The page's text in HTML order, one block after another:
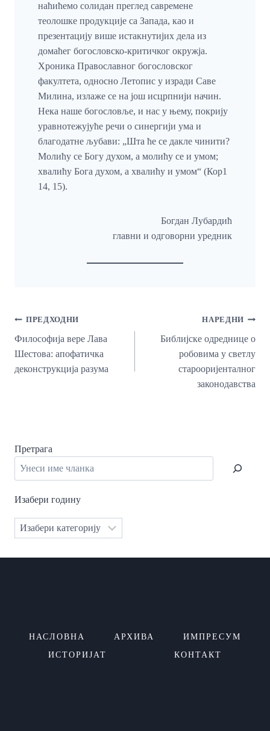
наћићемо солидан преглед савремене
теолошке продукције са Запада, као и
презентацију више истакнутијих дела из
домаћег богословско-критичког окружја.
Хроника Православног богословског
факултета, односно Летопис у изради Саве
Милина, излаже се на још исцрпнији начин.
Нека наше богословље, и нас у њему, покрију
уравнотежујуће речи о синергији ума и
благодатне љубави: „Шта ће се дакле чинити?
Молићу се Богу духом, а молићу се и умом;
хвалићу Бога духом, а хвалићу и умом“ (Кор1
14, 15).
Богдан Лубардић
главни и одговорни уредник
Кретање
ПРЕДХОДНИ
Философија вере Лава
Шестова: апофатичка
деконструкција разума
НАРЕДНИ
Библијске одреднице о
робовима у светлу
старооријенталног
законодавства
Претрага
Изабери годину
Категорије
НАСЛОВНА АРХИВА ИМПРЕСУМ
ИСТОРИЈАТ КОНТАКТ